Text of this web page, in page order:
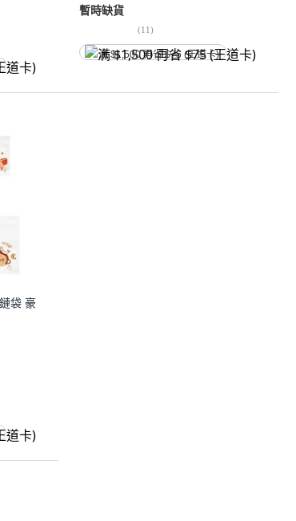
暫時缺貨
(11)
满 $1,500 再省 $75 (王道卡)
袋 豪